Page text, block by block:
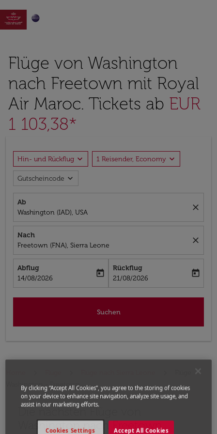

Flüge von Washington
nach Freetown mit Royal
Air Maroc. Tickets ab EUR
1 103,38*
Hin- und Rückflug expand_more 1 Reisender, Economy expand_more
Gutscheincode expand_more
Ab
Washington (IAD), USA
close
Nach
Freetown (FNA), Sierra Leone
close
Abflug
fc-booking-departure-date-aria-label
14/08/2026
today
Rückflug
fc-booking-return-date-aria-label
21/08/2026
today
Suchen
Washington - Freetown
Die nächsten Flüge von
Washington nach Freetown
Bitte geben Sie einen anderen Monat oder ein
By clicking “Accept All Cookies”, you agree to the storing of cookies
on your device to enhance site navigation, analyze site usage, and
assist in our marketing efforts.
Accept All Cookies
Cookies Settings